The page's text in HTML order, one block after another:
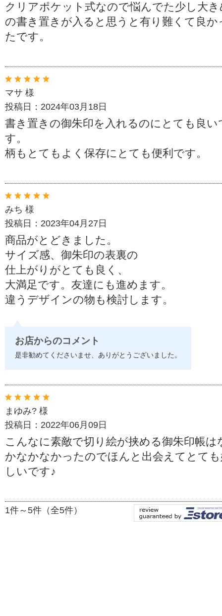
クリアポケット式なので悩んでた少し大き
の書き置きが入ると思うと有り難くて良か
たです。
マサ 様
投稿日：2024年03月18日
書き置きの御朱印を入れるのにとても良い
す。
柄もとてもよく保存にとても便利です。
みち 様
投稿日：2023年04月27日
商品がとどきました。
サイズ感、御朱印の表裏の
仕上がりがとても良く、
大満足です。友達にも進めます。
違うデザインの物も検討します。
お店からのコメント
是非勧めてくださいませ、ありがとうございました。
まゆみ? 様
投稿日：2022年06月09日
こんなに素敵で切り絵が挟める御朱印帳は
かなかなかったのでほんと出会えてとて
しいです♪
1件～5件（全5件）